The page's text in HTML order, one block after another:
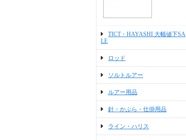
TICT・HAYASHI 大幅値下SA
LE
ロッド
ソルトルアー
ルアー用品
針・かぶら・仕掛用品
ライン・ハリス